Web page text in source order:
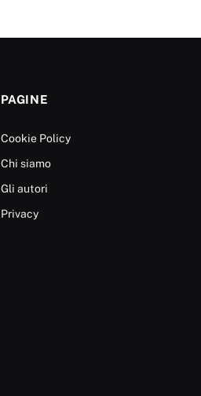
PAGINE
Cookie Policy
Chi siamo
Gli autori
Privacy